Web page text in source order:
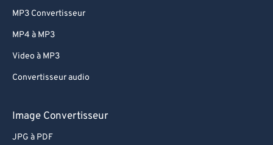
MP3 Convertisseur
MP4 à MP3
Video à MP3
Convertisseur audio
Image Convertisseur
JPG à PDF